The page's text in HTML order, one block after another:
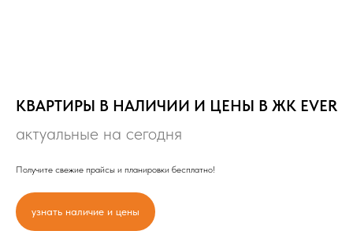
КВАРТИРЫ В НАЛИЧИИ И ЦЕНЫ В ЖК EVER
актуальные на сегодня
Получите свежие прайсы и планировки бесплатно!
узнать наличие и цены